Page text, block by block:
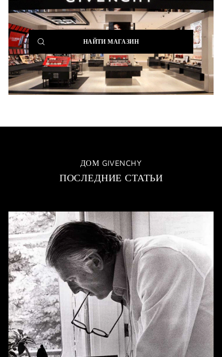
НАЙТИ МАГАЗИН(NEW
WINDOW)
ДОМ GIVENCHY
ПОСЛЕДНИЕ СТАТЬИ